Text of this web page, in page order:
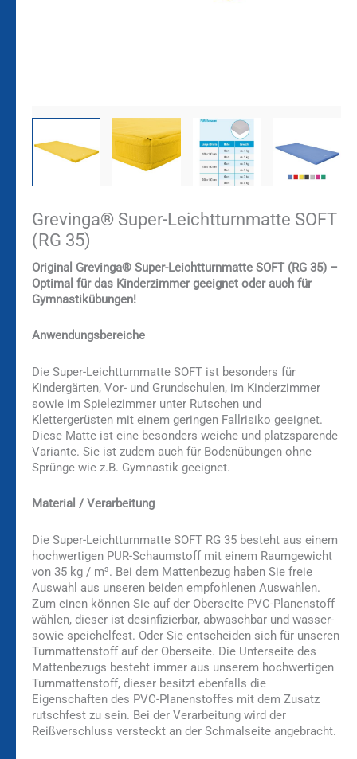
Grevinga® Super-Leichtturnmatte SOFT
(RG 35)
Original Grevinga® Super-Leichtturnmatte SOFT (RG 35) –
Optimal für das Kinderzimmer geeignet oder auch für
Gymnastikübungen!
Anwendungsbereiche
Die Super-Leichtturnmatte SOFT ist besonders für
Kindergärten, Vor- und Grundschulen, im Kinderzimmer
sowie im Spielezimmer unter Rutschen und
Klettergerüsten mit einem geringen Fallrisiko geeignet.
Diese Matte ist eine besonders weiche und platzsparende
Variante. Sie ist zudem auch für Bodenübungen ohne
Sprünge wie z.B. Gymnastik geeignet.
Material / Verarbeitung
Die Super-Leichtturnmatte SOFT RG 35 besteht aus einem
hochwertigen PUR-Schaumstoff mit einem Raumgewicht
von 35 kg / m³. Bei dem Mattenbezug haben Sie freie
Auswahl aus unseren beiden empfohlenen Auswahlen.
Zum einen können Sie auf der Oberseite PVC-Planenstoff
wählen, dieser ist desinfizierbar, abwaschbar und wasser-
sowie speichelfest. Oder Sie entscheiden sich für unseren
Turnmattenstoff auf der Oberseite. Die Unterseite des
Mattenbezugs besteht immer aus unserem hochwertigen
Turnmattenstoff, dieser besitzt ebenfalls die
Eigenschaften des PVC-Planenstoffes mit dem Zusatz
rutschfest zu sein. Bei der Verarbeitung wird der
Reißverschluss versteckt an der Schmalseite angebracht.